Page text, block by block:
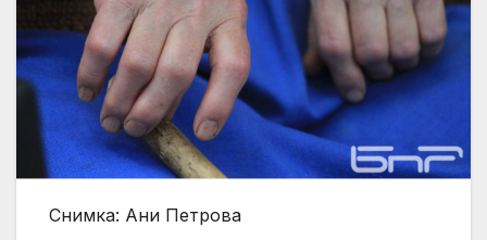
Снимка: Ани Петрова